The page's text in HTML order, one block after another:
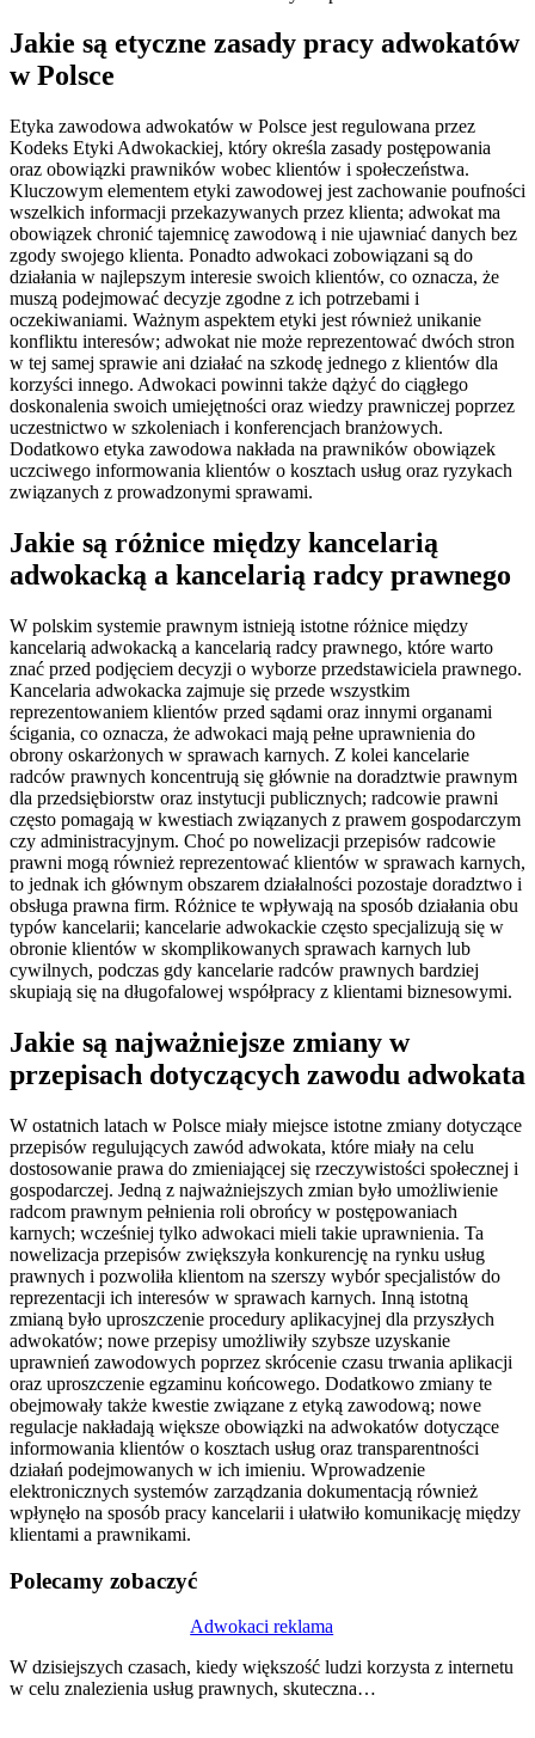
Jakie są etyczne zasady pracy adwokatów
w Polsce
Etyka zawodowa adwokatów w Polsce jest regulowana przez
Kodeks Etyki Adwokackiej, który określa zasady postępowania
oraz obowiązki prawników wobec klientów i społeczeństwa.
Kluczowym elementem etyki zawodowej jest zachowanie poufności
wszelkich informacji przekazywanych przez klienta; adwokat ma
obowiązek chronić tajemnicę zawodową i nie ujawniać danych bez
zgody swojego klienta. Ponadto adwokaci zobowiązani są do
działania w najlepszym interesie swoich klientów, co oznacza, że
muszą podejmować decyzje zgodne z ich potrzebami i
oczekiwaniami. Ważnym aspektem etyki jest również unikanie
konfliktu interesów; adwokat nie może reprezentować dwóch stron
w tej samej sprawie ani działać na szkodę jednego z klientów dla
korzyści innego. Adwokaci powinni także dążyć do ciągłego
doskonalenia swoich umiejętności oraz wiedzy prawniczej poprzez
uczestnictwo w szkoleniach i konferencjach branżowych.
Dodatkowo etyka zawodowa nakłada na prawników obowiązek
uczciwego informowania klientów o kosztach usług oraz ryzykach
związanych z prowadzonymi sprawami.
Jakie są różnice między kancelarią
adwokacką a kancelarią radcy prawnego
W polskim systemie prawnym istnieją istotne różnice między
kancelarią adwokacką a kancelarią radcy prawnego, które warto
znać przed podjęciem decyzji o wyborze przedstawiciela prawnego.
Kancelaria adwokacka zajmuje się przede wszystkim
reprezentowaniem klientów przed sądami oraz innymi organami
ścigania, co oznacza, że adwokaci mają pełne uprawnienia do
obrony oskarżonych w sprawach karnych. Z kolei kancelarie
radców prawnych koncentrują się głównie na doradztwie prawnym
dla przedsiębiorstw oraz instytucji publicznych; radcowie prawni
często pomagają w kwestiach związanych z prawem gospodarczym
czy administracyjnym. Choć po nowelizacji przepisów radcowie
prawni mogą również reprezentować klientów w sprawach karnych,
to jednak ich głównym obszarem działalności pozostaje doradztwo i
obsługa prawna firm. Różnice te wpływają na sposób działania obu
typów kancelarii; kancelarie adwokackie często specjalizują się w
obronie klientów w skomplikowanych sprawach karnych lub
cywilnych, podczas gdy kancelarie radców prawnych bardziej
skupiają się na długofalowej współpracy z klientami biznesowymi.
Jakie są najważniejsze zmiany w
przepisach dotyczących zawodu adwokata
W ostatnich latach w Polsce miały miejsce istotne zmiany dotyczące
przepisów regulujących zawód adwokata, które miały na celu
dostosowanie prawa do zmieniającej się rzeczywistości społecznej i
gospodarczej. Jedną z najważniejszych zmian było umożliwienie
radcom prawnym pełnienia roli obrońcy w postępowaniach
karnych; wcześniej tylko adwokaci mieli takie uprawnienia. Ta
nowelizacja przepisów zwiększyła konkurencję na rynku usług
prawnych i pozwoliła klientom na szerszy wybór specjalistów do
reprezentacji ich interesów w sprawach karnych. Inną istotną
zmianą było uproszczenie procedury aplikacyjnej dla przyszłych
adwokatów; nowe przepisy umożliwiły szybsze uzyskanie
uprawnień zawodowych poprzez skrócenie czasu trwania aplikacji
oraz uproszczenie egzaminu końcowego. Dodatkowo zmiany te
obejmowały także kwestie związane z etyką zawodową; nowe
regulacje nakładają większe obowiązki na adwokatów dotyczące
informowania klientów o kosztach usług oraz transparentności
działań podejmowanych w ich imieniu. Wprowadzenie
elektronicznych systemów zarządzania dokumentacją również
wpłynęło na sposób pracy kancelarii i ułatwiło komunikację między
klientami a prawnikami.
Polecamy zobaczyć
Adwokaci reklama
W dzisiejszych czasach, kiedy większość ludzi korzysta z internetu
w celu znalezienia usług prawnych, skuteczna…
wpisu